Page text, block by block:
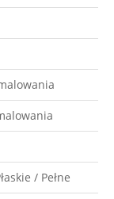
/ Pełne